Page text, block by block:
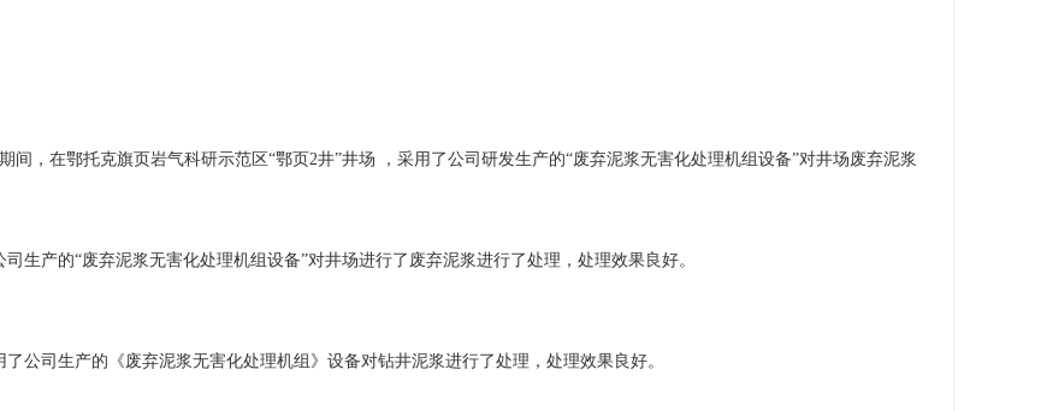
间，在鄂托克旗页岩气科研示范区“鄂页2井”井场 ，采用了公司研发生产的“废弃泥浆无害化处理机组设备”对井场废弃泥浆
生产的“废弃泥浆无害化处理机组设备”对井场进行了废弃泥浆进行了处理，处理效果良好。
公司生产的《废弃泥浆无害化处理机组》设备对钻井泥浆进行了处理，处理效果良好。